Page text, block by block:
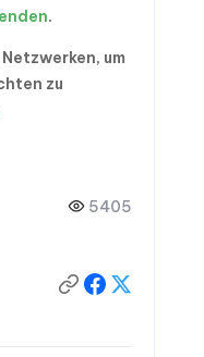
.
um
zu
5405